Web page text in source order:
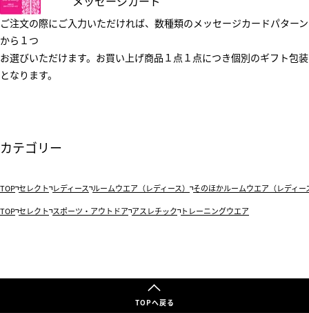
ご注文の際にご入力いただければ、数種類のメッセージカードパターン
から１つ
お選びいただけます。お買い上げ商品１点１点につき個別のギフト包装
となります。
カテゴリー
TOP セレクト レディース ルームウエア（レディース） そのほかルームウエア（レディー
TOP セレクト スポーツ・アウトドア アスレチック トレーニングウエア
TOPへ戻る